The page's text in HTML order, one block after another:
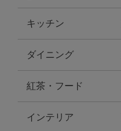
無重力シリーズ
トラベルグッズ
ランチ
キッチン
ダイニング
紅茶・フード
インテリア